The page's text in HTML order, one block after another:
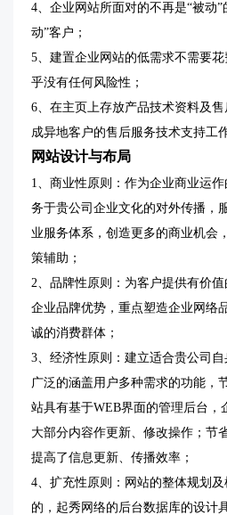
4、企业网站所面对的不再是“被动
动”客户；
5、建置企业网站的低需求不需要
乎没有任何风险性；
6、在主页上存放产品技术资料及
成异地客户的售后服务技术支持工作
网站设计与布局
1、商业性原则：作为企业商业运
务于贵公司企业文化的对外传播，
业服务体系，创造更多的商业机会
策辅助；
2、品牌性原则：为客户提供有价
企业品牌优势，重点塑造企业网络
诚的消费群体；
3、经济性原则：建立适合贵公司
广泛的涵盖用户多种需求的功能，
站具有基于WEB界面的管理后台，
大部分内容作更新、修改操作；节
提高了信息更新、传播效率；
4、扩充性原则：网站的整体规划
的，起秀网络的后台数据库的设计